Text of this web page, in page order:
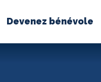
Devenez bénévole